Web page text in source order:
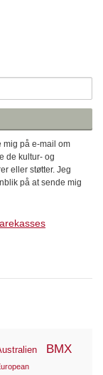
mig på e-mail om
de kultur- og
eller støtter. Jeg
på at sende mig
BMX